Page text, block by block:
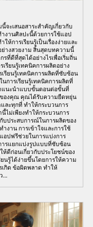
จะเสนอสาระสำคัญเกี่ยวกับ
ำงานศิลปะนี้ด้วยการใช้แอป
ห้การเรียนรู้เป็นเรื่องง่ายและ
างสวยงาม สิ้นสุดบทความนี้
ที่ดีที่สุดได้อย่างไรเพื่อเริ่มถิ่น
รียนรู้เทคนิคการผลิตอย่าง
รียนรู้เทคนิคการผลิตที่ซับซ้อน
การเรียนรู้เทคนิคการผลิตที่
แนะนำแบบขั้นตอนต่อขั้นที่
ของคุณ คุณได้รับความยืดหยุ่น
ละทุกที่ ทำให้กระบวนการ
ไม่เพียงทำให้กระบวนการ
บประสบการณ์ในการผลิตของ
งาน การเข้าใจและการใช้
อปฟรีช่วยในการแบ่งการ
ารแยกแบ่งรูปแบบที่ซับซ้อน
ดีก่อนเกี่ยวกับประโยชน์ของ
นรู้ได้ง่ายขึ้นโดยการให้ความ
กิด ข้อผิดพลาด ทำให้
...